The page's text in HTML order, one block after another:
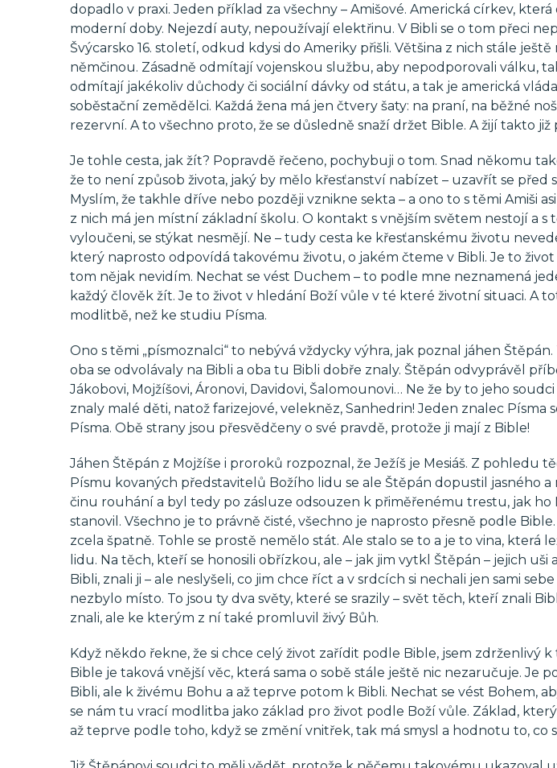
dopadlo v praxi. Jeden příklad za všechny – Amišové. Americká církev,
moderní doby. Nejezdí auty, nepoužívají elektřinu. V Bibli se o tom přeci
Švýcarsko 16. století, odkud kdysi do Ameriky přišli. Většina z nich stále
němčinou. Zásadně odmítají vojenskou službu, aby nepodporovali válku,
odmítají jakékoliv důchody či sociální dávky od státu, a tak je americká
soběstační zemědělci. Každá žena má jen čtvery šaty: na praní, na běžné
rezervní. A to všechno proto, že se důsledně snaží držet Bible. A žijí takto již
Je tohle cesta, jak žít? Popravdě řečeno, pochybuji o tom. Snad někomu
že to není způsob života, jaký by mělo křesťanství nabízet – uzavřít se před
Myslím, že takhle dříve nebo později vznikne sekta – a ono to s těmi Amiši
z nich má jen místní základní školu. O kontakt s vnějším světem nestojí a s
vyloučeni, se stýkat nesmějí. Ne – tudy cesta ke křesťanskému životu
který naprosto odpovídá takovému životu, o jakém čteme v Bibli. Je to
tom nějak nevidím. Nechat se vést Duchem – to podle mne neznamená
každý člověk žít. Je to život v hledání Boží vůle v té které životní situaci. A
modlitbě, než ke studiu Písma.
Ono s těmi „písmoznalci“ to nebývá vždycky výhra, jak poznal jáhen Štěpán.
oba se odvolávaly na Bibli a oba tu Bibli dobře znaly. Štěpán odvyprávěl
Jákobovi, Mojžíšovi, Áronovi, Davidovi, Šalomounovi… Ne že by to jeho
znaly malé děti, natož farizejové, velekněz, Sanhedrin! Jeden znalec Písma
Písma. Obě strany jsou přesvědčeny o své pravdě, protože ji mají z Bible!
Jáhen Štěpán z Mojžíše i proroků rozpoznal, že Ježíš je Mesiáš. Z pohledu
Písmu kovaných představitelů Božího lidu se ale Štěpán dopustil jasného
činu rouhání a byl tedy po zásluze odsouzen k přiměřenému trestu, jak ho
stanovil. Všechno je to právně čisté, všechno je naprosto přesně podle
zcela špatně. Tohle se prostě nemělo stát. Ale stalo se to a je to vina, která
lidu. Na těch, kteří se honosili obřízkou, ale – jak jim vytkl Štěpán – jejich uši
Bibli, znali ji – ale neslyšeli, co jim chce říct a v srdcích si nechali jen sami
nezbylo místo. To jsou ty dva světy, které se srazily – svět těch, kteří znali
znali, ale ke kterým z ní také promluvil živý Bůh.
Když někdo řekne, že si chce celý život zařídit podle Bible, jsem zdrženlivý
Bible je taková vnější věc, která sama o sobě stále ještě nic nezaručuje. Je
Bibli, ale k živému Bohu a až teprve potom k Bibli. Nechat se vést Bohem,
se nám tu vrací modlitba jako základ pro život podle Boží vůle. Základ,
až teprve podle toho, když se změní vnitřek, tak má smysl a hodnotu to, co